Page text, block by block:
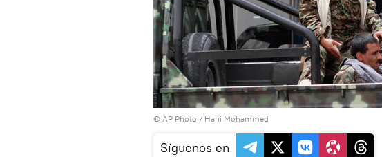
© AP Photo / Hani Mohammed
Síguenos en